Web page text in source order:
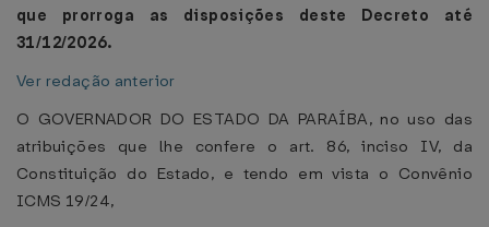
que prorroga as disposições deste Decreto até
31/12/2026.
Ver redação anterior
O GOVERNADOR DO ESTADO DA PARAÍBA, no uso das
atribuições que lhe confere o art. 86, inciso IV, da
Constituição do Estado, e tendo em vista o Convênio
ICMS 19/24,